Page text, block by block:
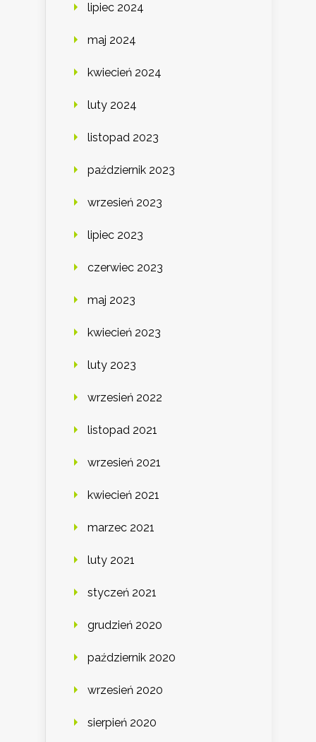
lipiec 2024
maj 2024
kwiecień 2024
luty 2024
listopad 2023
październik 2023
wrzesień 2023
lipiec 2023
czerwiec 2023
maj 2023
kwiecień 2023
luty 2023
wrzesień 2022
listopad 2021
wrzesień 2021
kwiecień 2021
marzec 2021
luty 2021
styczeń 2021
grudzień 2020
październik 2020
wrzesień 2020
sierpień 2020